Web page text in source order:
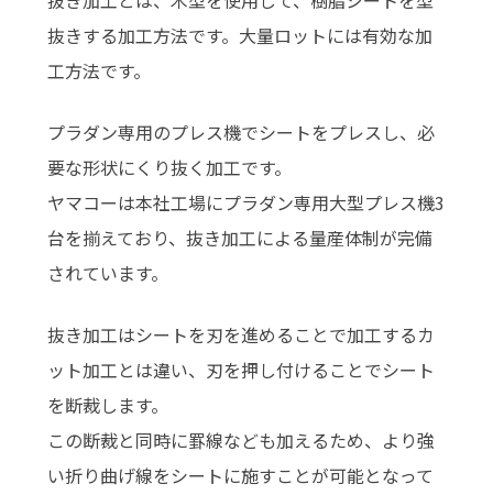
抜きする加工方法です。大量ロットには有効な加
工方法です。
プラダン専用のプレス機でシートをプレスし、必
要な形状にくり抜く加工です。
ヤマコーは本社工場にプラダン専用大型プレス機3
台を揃えており、抜き加工による量産体制が完備
されています。
抜き加工はシートを刃を進めることで加工するカ
ット加工とは違い、刃を押し付けることでシート
を断裁します。
この断裁と同時に罫線なども加えるため、より強
い折り曲げ線をシートに施すことが可能となって